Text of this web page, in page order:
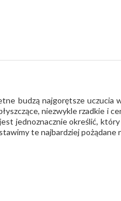
budzą najgorętsze
niezwykle rzadkie i
jednoznacznie określić,
te najbardziej pożądane